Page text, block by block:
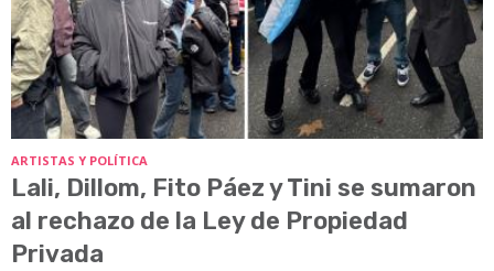
ARTISTAS Y POLÍTICA
Lali, Dillom, Fito Páez y Tini se sumaron
al rechazo de la Ley de Propiedad
Privada